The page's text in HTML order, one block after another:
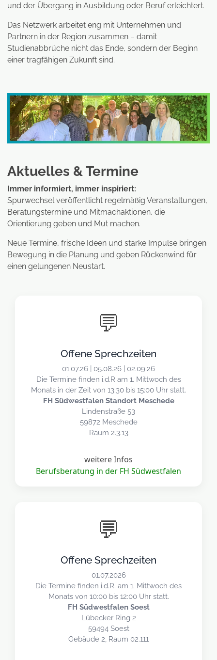
und der Übergang in Ausbildung oder Beruf erleichtert.
Das Netzwerk arbeitet eng mit Unternehmen und
Partnern in der Region zusammen – damit
Studienabbrüche nicht das Ende, sondern der Beginn
einer tragfähigen Zukunft sind.
Aktuelles & Termine
Immer informiert, immer inspiriert:
Spurwechsel veröffentlicht regelmäßig Veranstaltungen,
Beratungstermine und Mitmachaktionen, die
Orientierung geben und Mut machen.
Neue Termine, frische Ideen und starke Impulse bringen
Bewegung in die Planung und geben Rückenwind für
einen gelungenen Neustart.
💬
Offene Sprechzeiten
01.07.26 | 05.08.26 | 02.09.26
Die Termine finden i.d.R am 1. Mittwoch des
Monats in der Zeit von 13:30 bis 15:00 Uhr statt.
FH Südwestfalen Standort Meschede
Lindenstraße 53
59872 Meschede
Raum 2.3.13
weitere Infos
Berufsberatung in der FH Südwestfalen
💬
Offene Sprechzeiten
01.07.2026
Die Termine finden i.d.R. am 1. Mittwoch des
Monats von 10:00 bis 12:00 Uhr statt.
FH Südwestfalen Soest
Lübecker Ring 2
59494 Soest
Gebäude 2, Raum 02.111